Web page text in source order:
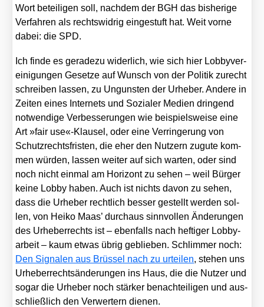
Wort betei­li­gen soll, nach­dem der BGH das bis­he­ri­ge
Ver­fah­ren als rechts­wid­rig ein­ge­stuft hat. Weit vor­ne
dabei: die SPD.
Ich fin­de es gera­de­zu wider­lich, wie sich hier Lob­by­ver­
ei­ni­gun­gen Geset­ze auf Wunsch von der Poli­tik zurecht
schrei­ben las­sen, zu Unguns­ten der Urhe­ber. Ande­re in
Zei­ten eines Inter­nets und Sozia­ler Medi­en drin­gend
not­wen­di­ge Ver­bes­se­run­gen wie bei­spiels­wei­se eine
Art »fair use«-Klausel, oder eine Ver­rin­ge­rung von
Schutz­rechts­fris­ten, die eher den Nut­zern zugu­te kom­
men wür­den, las­sen wei­ter auf sich war­ten, oder sind
noch nicht ein­mal am Hori­zont zu sehen – weil Bür­ger
kei­ne Lob­by haben. Auch ist nichts davon zu sehen,
dass die Urhe­ber recht­lich bes­ser gestellt wer­den sol­
len, von Hei­ko Maas’ durch­aus sinn­vol­len Ände­run­gen
des Urhe­ber­rechts ist – eben­falls nach hef­ti­ger Lob­by­
ar­beit – kaum etwas übrig geblie­ben. Schlim­mer noch:
Den Signa­len aus Brüs­sel nach zu urtei­len, ste­hen uns
Urhe­ber­rechts­än­de­run­gen ins Haus, die die Nut­zer und
sogar die Urhe­ber noch stär­ker benach­tei­li­gen und aus­
schließ­lich den Ver­wer­tern die­nen.